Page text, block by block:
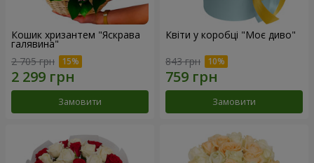
Кошик хризантем "Яскрава
галявина"
2 705 грн
Замовити
Квіти у коробці "Моє диво"
843 грн
Замовити